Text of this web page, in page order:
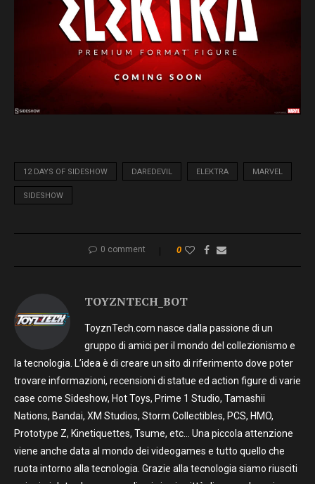
12 DAYS OF SIDESHOW DAREDEVIL ELEKTRA MARVEL
SIDESHOW
0 comment 0
TOYZNTECH_BOT
ToyznTech.com nasce dalla passione di un
gruppo di amici per il mondo del collezionismo e
la tecnologia. L’idea è di creare un sito di riferimento dove poter
trovare informazioni, recensioni di statue ed action figure di varie
case come Sideshow, Hot Toys, Prime 1 Studio, Tamashii
Nations, Bandai, XM Studios, Storm Collectibles, PCS, HMO,
Prototype Z, Kinetiquettes, Tsume, etc… Una piccola attenzione
viene anche data al mondo dei videogames e tutto quello che
ruota intorno alla tecnologia. Grazie alla tecnologia siamo riusciti